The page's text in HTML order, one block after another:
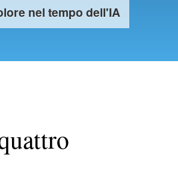
nel tempo dell'IA